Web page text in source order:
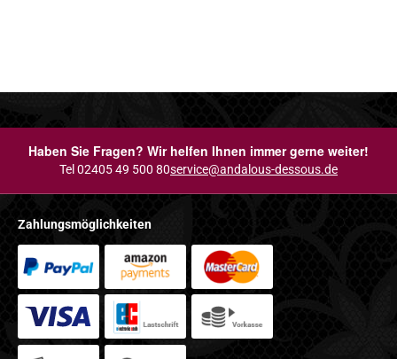
Haben Sie Fragen? Wir helfen Ihnen immer gerne weiter!
Tel 02405 49 500 80service@andalous-dessous.de
Zahlungsmöglichkeiten